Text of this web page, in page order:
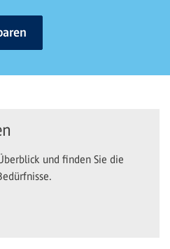
und finden Sie die